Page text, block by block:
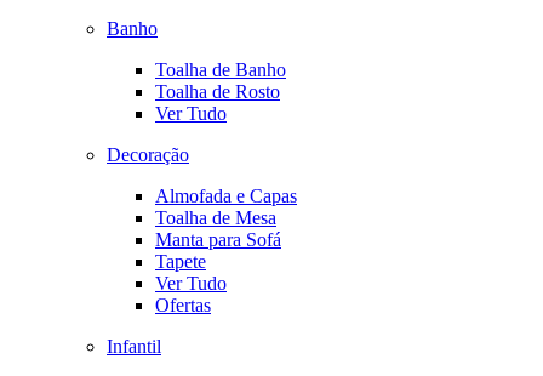
Banho
Toalha de Banho
Toalha de Rosto
Ver Tudo
Decoração
Almofada e Capas
Toalha de Mesa
Manta para Sofá
Tapete
Ver Tudo
Ofertas
Infantil